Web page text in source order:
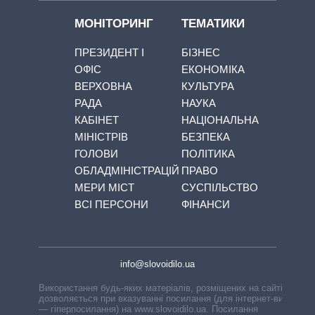
МОНІТОРИНГ
ПРЕЗИДЕНТ І
ОФІС
ВЕРХОВНА
РАДА
КАБІНЕТ
МІНІСТРІВ
ГОЛОВИ
ОБЛАДМІНІСТРАЦІЙ
МЕРИ МІСТ
ВСІ ПЕРСОНИ
ТЕМАТИКИ
БІЗНЕС
ЕКОНОМІКА
КУЛЬТУРА
НАУКА
НАЦІОНАЛЬНА
БЕЗПЕКА
ПОЛІТИКА
ПРАВО
СУСПІЛЬСТВО
ФІНАНСИ
info@slovoidilo.ua
Використання будь-яких матеріалів, розміщених на сайті,
дозволяється при вказуванні посилання (для інтернет-видань
— гіперпосилання) на www.slovoidilo.ua. Посилання